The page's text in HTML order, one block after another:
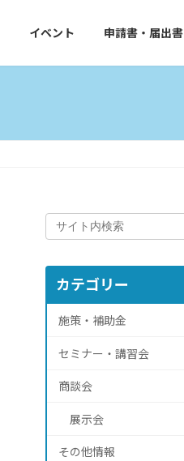
イベント 申請書・届出書
カテゴリー
施策・補助金
セミナー・講習会
商談会
展示会
その他情報